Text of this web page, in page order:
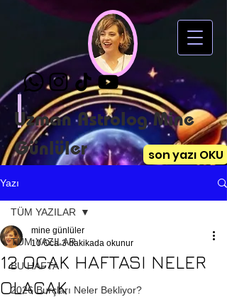
Uzman Astrolog Mine
Günlüler
son yazı OKU
Yazı
TÜM YAZILAR
BU HAFTA
2026 Burçları Neler Bekliyor?
TÜM YAZILAR
12 OCAK HAFTASI NELER
OLACAK
mine günlüler
10 Oca 3 dakikada okunur